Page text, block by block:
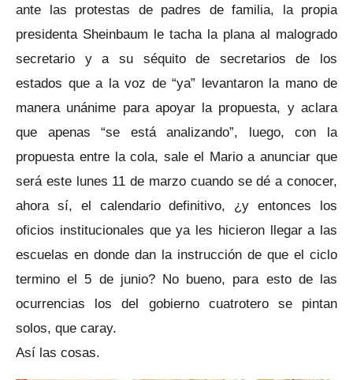
ante las protestas de padres de familia, la propia
presidenta Sheinbaum le tacha la plana al malogrado
secretario y a su séquito de secretarios de los
estados que a la voz de “ya” levantaron la mano de
manera unánime para apoyar la propuesta, y aclara
que apenas “se está analizando”, luego, con la
propuesta entre la cola, sale el Mario a anunciar que
será este lunes 11 de marzo cuando se dé a conocer,
ahora sí, el calendario definitivo, ¿y entonces los
oficios institucionales que ya les hicieron llegar a las
escuelas en donde dan la instrucción de que el ciclo
termino el 5 de junio? No bueno, para esto de las
ocurrencias los del gobierno cuatrotero se pintan
solos, que caray.
Así las cosas.